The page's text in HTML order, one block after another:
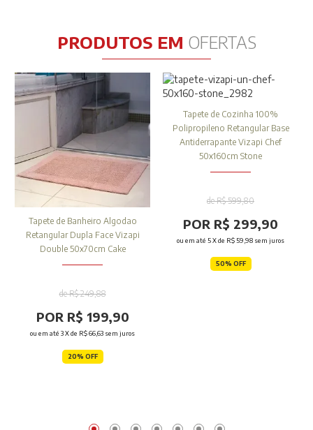
PRODUTOS EM OFERTAS
Tapete de Banheiro Algodao
Retangular Dupla Face Vizapi
Double 50x70cm Cake
de R$ 249,88
POR R$ 199,90
ou em até 3X de R$ 66,63 sem juros
20% OFF
Tapete de Cozinha 100%
Polipropileno Retangular Base
Antiderrapante Vizapi Chef
50x160cm Stone
de R$ 599,80
POR R$ 299,90
ou em até 5X de R$ 59,98 sem juros
50% OFF